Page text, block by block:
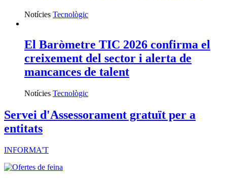
Notícies Tecnològic
El Baròmetre TIC 2026 confirma el
creixement del sector i alerta de
mancances de talent
Notícies Tecnològic
Servei d'Assessorament gratuït per a
entitats
INFORMA'T